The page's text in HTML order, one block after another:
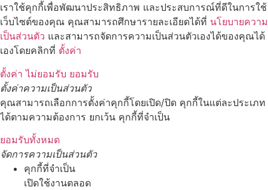
เราใช้คุกกี้เพื่อพัฒนาประสิทธิภาพ และประสบการณ์ที่ดีในการใช้
เว็บไซต์ของคุณ คุณสามารถศึกษารายละเอียดได้ที่ นโยบายความ
เป็นส่วนตัว และสามารถจัดการความเป็นส่วนตัวเองได้ของคุณได้
เองโดยคลิกที่ ตั้งค่า
ตั้งค่า ไม่ยอมรับ ยอมรับ
ตั้งค่าความเป็นส่วนตัว
คุณสามารถเลือกการตั้งค่าคุกกี้โดยเปิด/ปิด คุกกี้ในแต่ละประเภท
ได้ตามความต้องการ ยกเว้น คุกกี้ที่จำเป็น
ยอมรับทั้งหมด
จัดการความเป็นส่วนตัว
คุกกี้ที่จำเป็น
เปิดใช้งานตลอด